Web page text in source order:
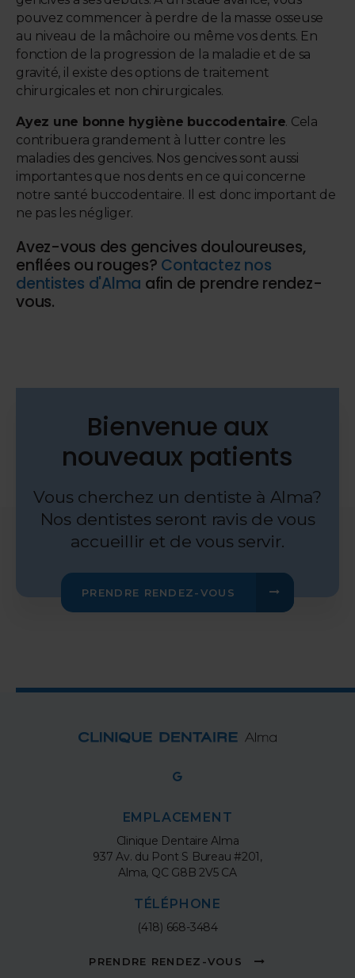
pouvez commencer à perdre de la masse osseuse
au niveau de la mâchoire ou même vos dents. En
fonction de la progression de la maladie et de sa
gravité, il existe des options de traitement
chirurgicales et non chirurgicales.
Ayez une bonne hygiène buccodentaire. Cela
contribuera grandement à lutter contre les
maladies des gencives. Nos gencives sont aussi
importantes que nos dents en ce qui concerne
notre santé buccodentaire. Il est donc important de
ne pas les négliger.
Avez-vous des gencives douloureuses,
enflées ou rouges? Contactez nos
dentistes d'Alma afin de prendre rendez-
vous.
Bienvenue aux
nouveaux patients
Vous cherchez un dentiste à Alma?
Nos dentistes seront ravis de vous
accueillir et de vous servir.
PRENDRE RENDEZ-VOUS
EMPLACEMENT
Clinique Dentaire Alma
937 Av. du Pont S Bureau #201
Alma QC G8B 2V5 CA
TÉLÉPHONE
(418) 668-3484
PRENDRE RENDEZ-VOUS